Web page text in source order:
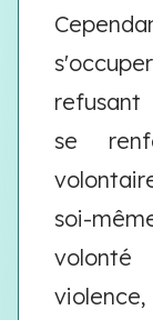
refusant
se
soi-